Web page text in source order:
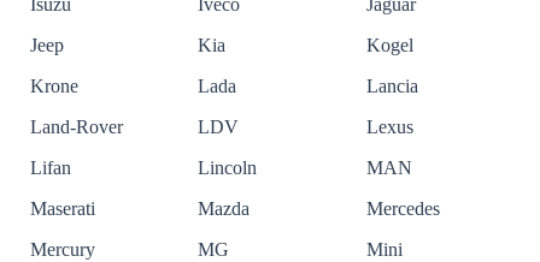
Isuzu
Iveco
Jaguar
Jeep
Kia
Kogel
Krone
Lada
Lancia
Land-Rover
LDV
Lexus
Lifan
Lincoln
MAN
Maserati
Mazda
Mercedes
Mercury
MG
Mini